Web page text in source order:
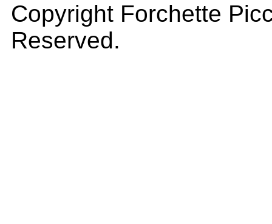
Copyright Forchette
Reserved.